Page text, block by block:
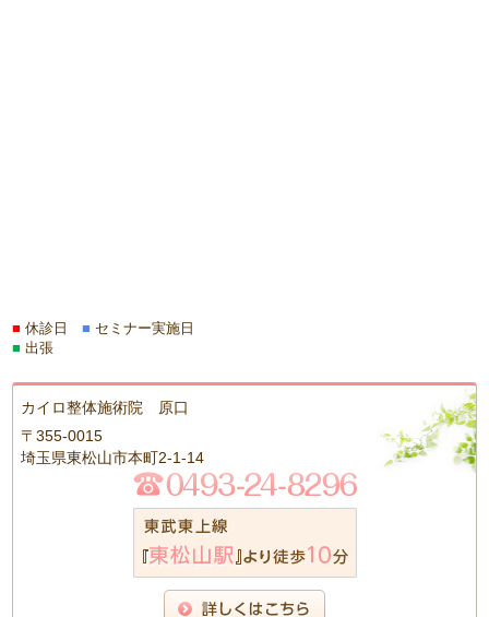
■ 休診日■ セミナー実施日
■ 出張
カイロ整体施術院 原口
〒355-0015
埼玉県東松山市本町2-1-14